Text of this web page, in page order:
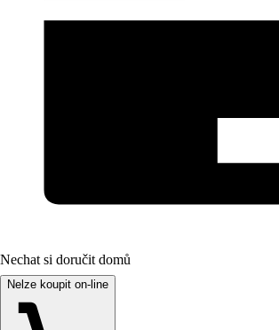
Nechat si doručit domů
Nelze koupit on-line